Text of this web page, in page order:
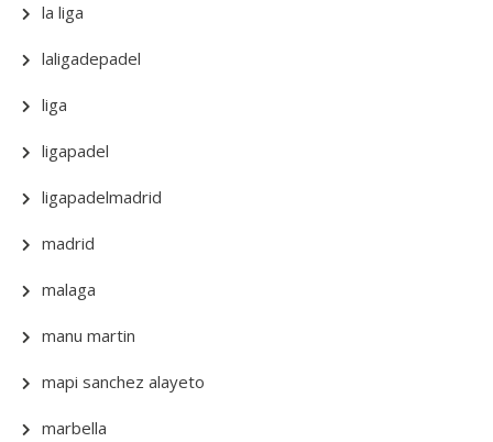
la liga
laligadepadel
liga
ligapadel
ligapadelmadrid
madrid
malaga
manu martin
mapi sanchez alayeto
marbella